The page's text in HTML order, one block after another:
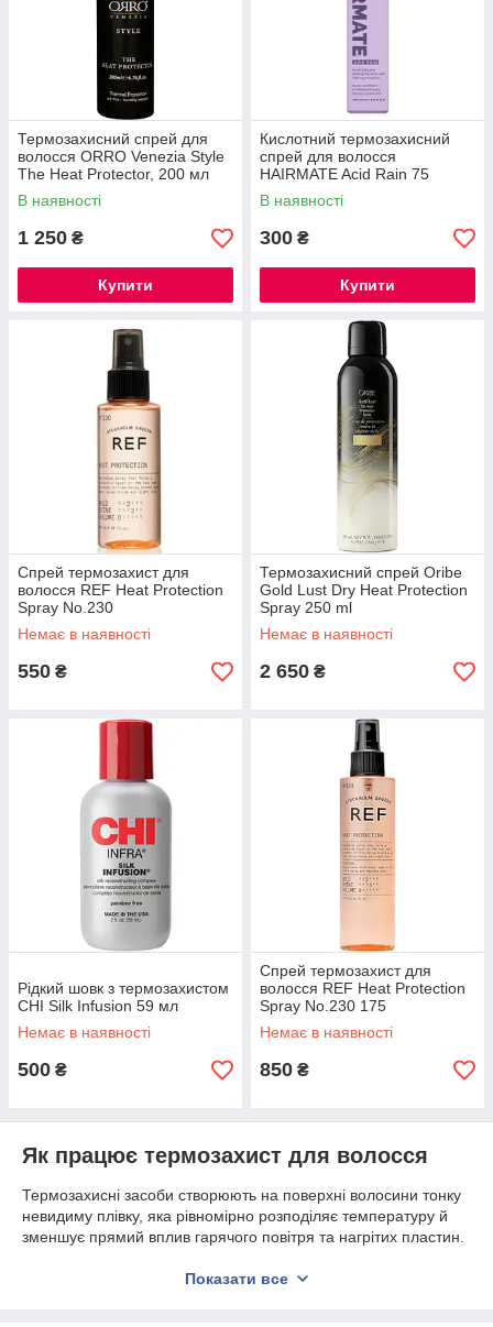
Термозахисний спрей для
волосся ORRO Venezia Style
The Heat Protector, 200 мл
В наявності
1 250 ₴
Купити
Кислотний термозахисний
спрей для волосся
HAIRMATE Acid Rain 75
В наявності
300 ₴
Купити
Спрей термозахист для
волосся REF Heat Protection
Spray No.230
Немає в наявності
550 ₴
Термозахисний спрей Oribe
Gold Lust Dry Heat Protection
Spray 250 ml
Немає в наявності
2 650 ₴
Рідкий шовк з термозахистом
CHI Silk Infusion 59 мл
Немає в наявності
500 ₴
Спрей термозахист для
волосся REF Heat Protection
Spray No.230 175
Немає в наявності
850 ₴
Як працює термозахист для волосся
Термозахисні засоби створюють на поверхні волосини тонку
невидиму плівку, яка рівномірно розподіляє температуру й
зменшує прямий вплив гарячого повітря та нагрітих пластин.
вологу, еластичність і природний блиск. Багато сучасних
Показати все